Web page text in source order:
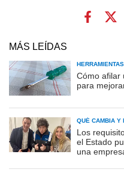
MÁS LEÍDAS
HERRAMIENTAS
Cómo afilar
para
QUÉ CAMBIA Y
Los
el Estado
una